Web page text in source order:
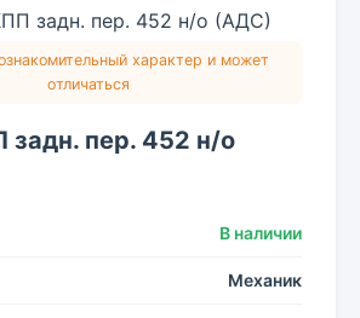
характер и может
отличаться
задн. пер. 452 н/о
В наличии
Механик